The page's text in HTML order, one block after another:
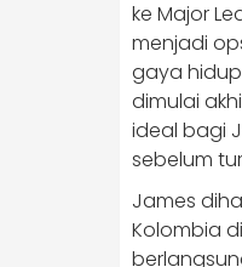
ke Major
menjadi
gaya
dimulai
ideal bagi
sebelum
James
Kolombia